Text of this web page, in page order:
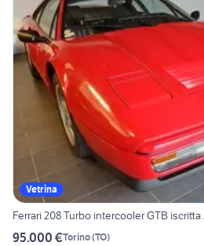
Vetrina
Ferrari 208 Turbo intercooler GTB iscritta
95.000 €Torino(TO)